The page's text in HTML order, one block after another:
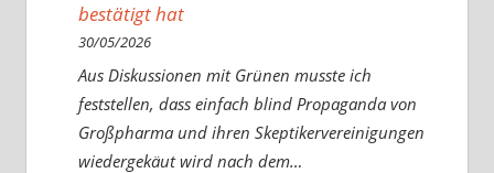
bestätigt hat
30/05/2026
Aus Diskussionen mit Grünen musste ich
feststellen, dass einfach blind Propaganda von
Großpharma und ihren Skeptikervereinigungen
wiedergekäut wird nach dem…